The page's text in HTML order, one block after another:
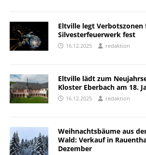
Eltville legt Verbotszonen
Silvesterfeuerwerk fest
16.12.2025 redaktion
Eltville lädt zum
Kloster Eberbach am 18.
16.12.2025 redaktion
Weihnachtsbäume aus
Wald: Verkauf in
Dezember